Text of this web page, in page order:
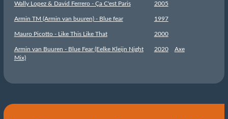
Wally Lopez & David Ferrero - Ça C'est Paris 2005
Armin TM (Armin van buuren) - Blue fear 1997
Mauro Picotto - Like This Like That 2000
Armin van Buuren - Blue Fear (Eelke Kleijn Night
Mix)
2020 Axe